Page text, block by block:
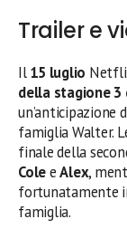
Trailer e
Il15 luglio
della stagione 3
un’anticipazione
famiglia Walter.
finale della
ColeeAlex,
fortunatamente
famiglia.